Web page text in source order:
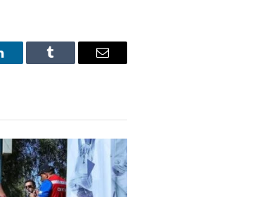
Tumblr Email